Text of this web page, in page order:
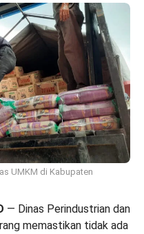
UMKM di Kabupaten
— Dinas Perindustrian dan
memastikan tidak ada